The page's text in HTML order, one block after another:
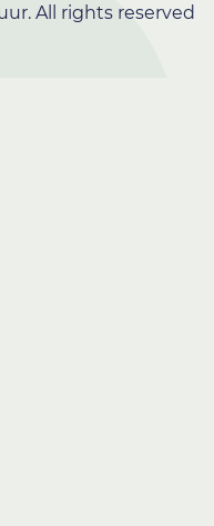
All rights reserved